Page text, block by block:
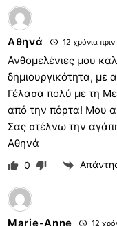
Αθηνά 12 χρόνια πριν
Ανθομελένιες μου
δημιουργικότητα, με
Γέλασα πολύ με τη
από την πόρτα! Μου
Σας στέλνω την
Αθηνά
0
Marie-Anne 12